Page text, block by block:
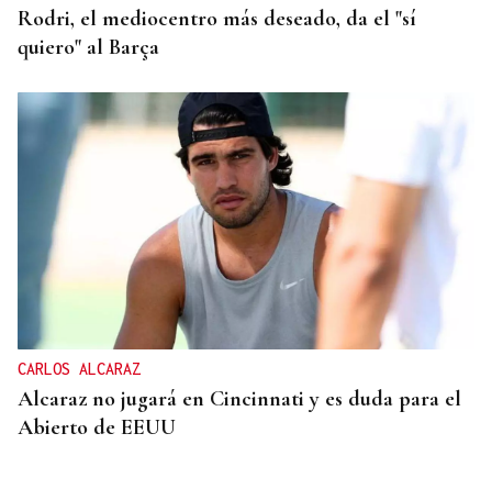
Rodri, el mediocentro más deseado, da el "sí
quiero" al Barça
CARLOS ALCARAZ
Alcaraz no jugará en Cincinnati y es duda para el
Abierto de EEUU